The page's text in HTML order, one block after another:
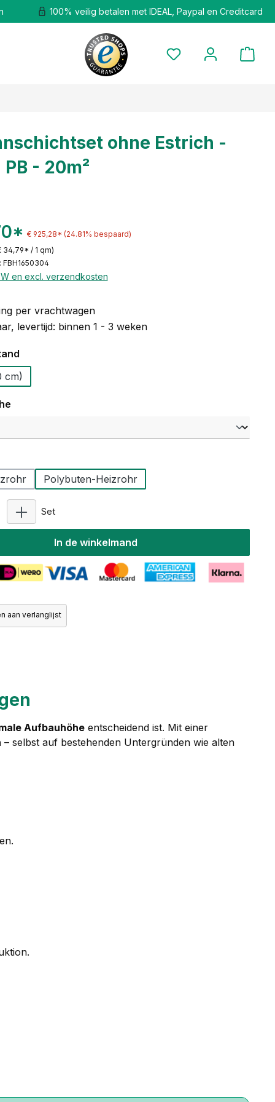
100% veilig betalen met IDEAL, Paypal en Creditcard
ohne Estrich -
PB - 20m²
€ 925,28* (24.81% bespaard)
34,79* / 1 qm)
en excl. verzendkosten
per vrachtwagen
levertijd: binnen 1 - 3 weken
- (10 cm)
Polybuten-Heizrohr
Set
In de winkelmand
aan verlanglijst
Aufbauhöhe entscheidend ist. Mit einer
– selbst auf bestehenden Untergründen wie alten